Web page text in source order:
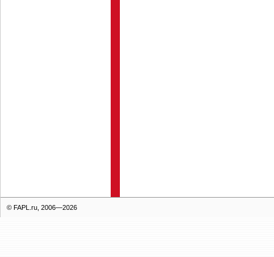
© FAPL.ru, 2006—2026